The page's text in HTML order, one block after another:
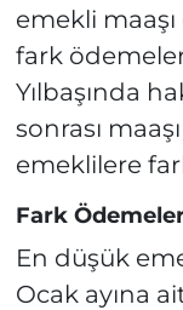
emekli
fark
Yılbaşında
sonrası
emeklilere
Fark
En düşük
Ocak ayına